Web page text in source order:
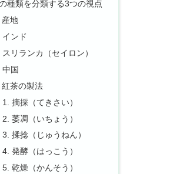
種類を分類する3つの視点
産地
インド
スリランカ（セイロン）
中国
紅茶の製法
1. 摘採（てきさい）
2. 萎凋（いちょう）
3. 揉捻（じゅうねん）
4. 発酵（はっこう）
5. 乾燥（かんそう）